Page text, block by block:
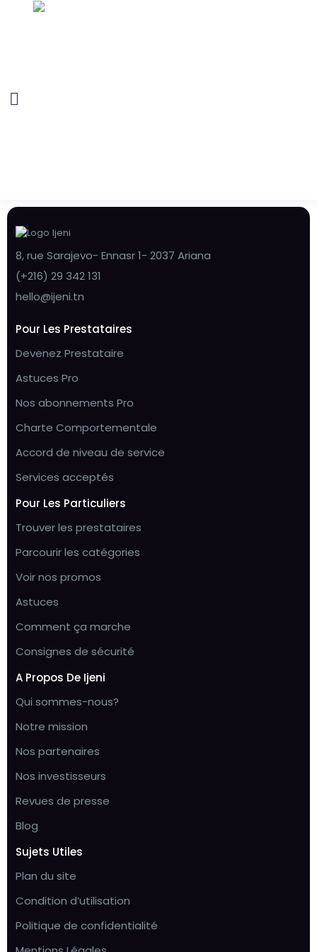
8, rue Sarajevo- Ennasr 1- 2037 Ariana
(+216) 29 342 131
hello@ijeni.tn
Pour Les Prestataires
Devenez Prestataire
Astuces Pro
Nos abonnements Pro
Charte Comportementale
Accord de niveau de service
Services acceptés
Pour Les Particuliers
Trouver les prestataires
Parcourir les catégories
Voir nos promos
Astuces
Comment ça marche
Consignes de sécurité
A Propos De Ijeni
Qui sommes-nous?
Notre mission
Nos partenaires
Nos investisseurs
Revues de presse
Blog
Sujets Utiles
Plan du site
Condition d’utilisation
Politique de confidentialité